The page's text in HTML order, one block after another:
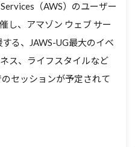
（AWS）のユーザー
し、アマゾン ウェブ サー
る、JAWS-UG最大のイベ
ス、ライフスタイルなど
セッションが予定されて